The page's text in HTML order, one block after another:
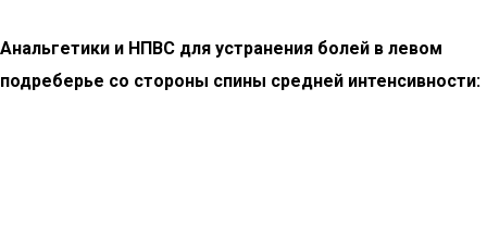
Анальгетики и НПВС для устранения болей в левом
подреберье со стороны спины средней интенсивности: